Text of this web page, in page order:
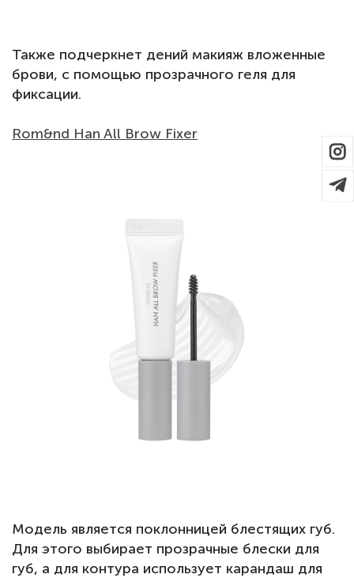
Также подчеркнет дений макияж вложенные
брови, с помощью прозрачного геля для
фиксации.
Rom&nd Han All Brow Fixer
Модель является поклонницей блестящих губ.
Для этого выбирает прозрачные блески для
губ, а для контура использует карандаш для